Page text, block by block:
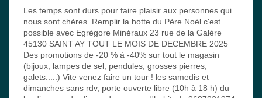
Les temps sont durs pour faire plaisir aux personnes qui
nous sont chères. Remplir la hotte du Père Noël c'est
possible avec Egrégore Minéraux 23 rue de la Galère
45130 SAINT AY TOUT LE MOIS DE DECEMBRE 2025
Des promotions de -20 % à -40% sur tout le magasin
(bijoux, lampes de sel, pendules, grosses pierres,
galets.....) Vite venez faire un tour ! les samedis et
dimanches sans rdv, porte ouverte libre (10h à 18 h) du